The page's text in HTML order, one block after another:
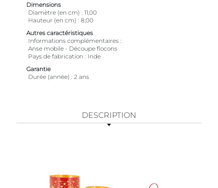
Dimensions
Diamètre (en cm)
11,00
Hauteur (en cm)
8,00
Autres caractéristiques
Informations complémentaires
Anse mobile - Découpe flocons
Pays de fabrication
Inde
Garantie
Durée (année)
2 ans
DESCRIPTION